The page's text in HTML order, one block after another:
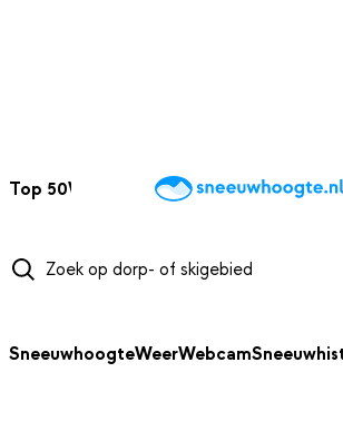
Top 50Webcams Wintersportweer
SneeuwhoogteWeerWebcam